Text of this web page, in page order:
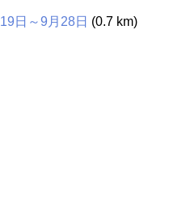
日～9月28日 (0.7 km)